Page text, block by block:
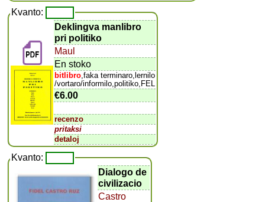
Kvanto:
Deklingva manlibro
pri politiko
Maul
En stoko
bitlibro ,faka terminaro,lernilo
/vortaro/informilo,politiko,FEL
€6.00
recenzo
pritaksi
detaloj
Kvanto:
Dialogo de
civilizacio
Castro